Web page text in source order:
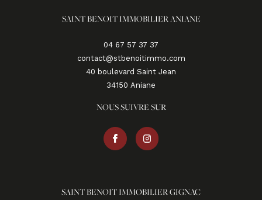
SAINT BENOIT IMMOBILIER ANIANE
04 67 57 37 37
contact@stbenoitimmo.com
40 boulevard Saint Jean
34150
aniane
NOUS SUIVRE SUR
SAINT BENOIT IMMOBILIER GIGNAC